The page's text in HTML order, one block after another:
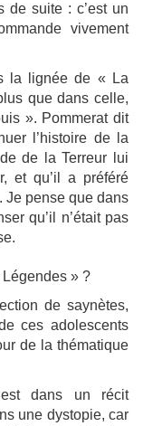
de suite : c’est un
vivement
la lignée de « La
que dans celle,
». Pommerat dit
l’histoire de la
de la Terreur lui
et qu’il a préféré
Je pense que dans
qu’il n’était pas
» ?
de saynètes,
ces adolescents
de la thématique
dans un récit
une dystopie, car